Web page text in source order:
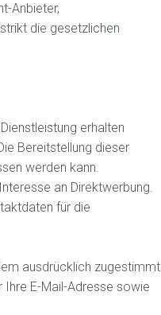
Anbieter,
die gesetzlichen
erhalten
Bereitstellung dieser
werden kann.
an Direktwerbung.
für die
ausdrücklich zugestimmt
E-Mail-Adresse sowie